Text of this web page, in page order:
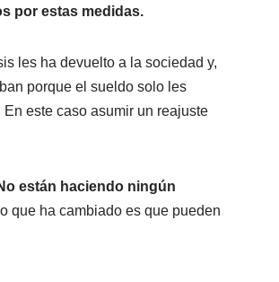
por estas medidas.
les ha devuelto a la sociedad y,
porque el sueldo solo les
este caso asumir un reajuste
están haciendo ningún
que ha cambiado es que pueden